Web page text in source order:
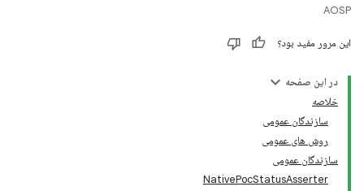
AOSP
این مرور مفید بود؟
در این صفحه
خلاصه
سازندگان عمومی
روش های عمومی
سازندگان عمومی
NativePocStatusAsserter